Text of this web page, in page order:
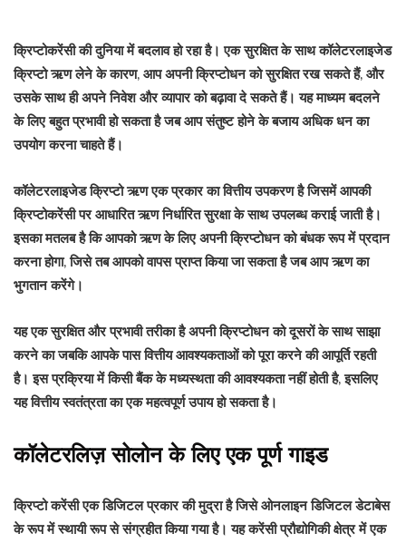
क्रिप्टोकरेंसी की दुनिया में बदलाव हो रहा है। एक सुरक्षित के साथ कॉलेटरलाइजेड
क्रिप्टो ऋण लेने के कारण, आप अपनी क्रिप्टोधन को सुरक्षित रख सकते हैं, और
उसके साथ ही अपने निवेश और व्यापार को बढ़ावा दे सकते हैं। यह माध्यम बदलने
के लिए बहुत प्रभावी हो सकता है जब आप संतुष्ट होने के बजाय अधिक धन का
उपयोग करना चाहते हैं।
कॉलेटरलाइजेड क्रिप्टो ऋणएक प्रकार का वित्तीय उपकरण है जिसमें आपकी
क्रिप्टोकरेंसी पर आधारित ऋण निर्धारित सुरक्षा के साथ उपलब्ध कराई जाती है।
इसका मतलब है कि आपको ऋण के लिए अपनी क्रिप्टोधन को बंधक रूप में प्रदान
करना होगा, जिसे तब आपको वापस प्राप्त किया जा सकता है जब आप ऋण का
भुगतान करेंगे।
यह एक सुरक्षित और प्रभावी तरीका है अपनी क्रिप्टोधन को दूसरों के साथ साझा
करने का जबकि आपके पास वित्तीय आवश्यकताओं को पूरा करने की आपूर्ति रहती
है। इस प्रक्रिया में किसी बैंक के मध्यस्थता की आवश्यकता नहीं होती है, इसलिए
यह वित्तीय स्वतंत्रता का एक महत्वपूर्ण उपाय हो सकता है।
कॉलेटरलिज़ सोलोन के लिए एक पूर्ण गाइड
क्रिप्टो करेंसी एक डिजिटल प्रकार की मुद्रा है जिसे ओनलाइन डिजिटल डेटाबेस
के रूप में स्थायी रूप से संग्रहीत किया गया है। यह करेंसी प्रौद्योगिकी क्षेत्र में एक